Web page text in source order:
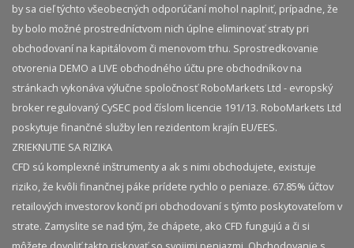
by sa cieľ týchto všeobecných odporúčaní mohol naplniť, prípadne, že
by bolo možné prostredníctvom nich úplne eliminovať straty pri
obchodovaní na kapitálovom či menovom trhu. Sprostredkovanie
otvorenia DEMO a LIVE obchodného účtu pre obchodníkov na
stránkach vykonáva výlučne spoločnosť RoboMarkets Ltd - evropský
broker regulovaný CySEC pod číslom licencie 191/13. RoboMarkets Ltd
poskytuje finančné služby len rezidentom krajín EU/EES.
ZRIEKNUTIE SA RIZIKA
CFD sú komplexné inštrumenty a ak s nimi obchodujete, existuje
riziko, že kvôli finančnej páke prídete rychlo o peniaze. 67.85% účtov
retailových investorov končí pri obchodovaní s týmto poskytovateľom v
strate. Zamyslite se nad tým, že chápete, ako CFD fungujú a či si